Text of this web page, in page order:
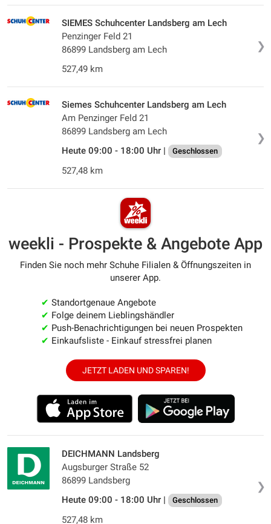
❯
SIEMES Schuhcenter Landsberg am Lech
Penzinger Feld 21
86899 Landsberg am Lech
527,49 km
❯
Siemes Schuhcenter Landsberg am Lech
Am Penzinger Feld 21
86899 Landsberg am Lech
Heute 09:00 - 18:00 Uhr |
Geschlossen
527,48 km
weekli - Prospekte & Angebote App
Finden Sie noch mehr Schuhe Filialen & Öffnungszeiten in
unserer App.
✔ Standortgenaue Angebote
✔ Folge deinem Lieblingshändler
✔ Push-Benachrichtigungen bei neuen Prospekten
✔ Einkaufsliste - Einkauf stressfrei planen
JETZT LADEN UND SPAREN!
❯
DEICHMANN Landsberg
Augsburger Straße 52
86899 Landsberg
Heute 09:00 - 18:00 Uhr |
Geschlossen
527,48 km